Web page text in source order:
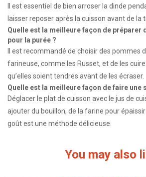
Il est essentiel de bien arroser la dinde
laisser reposer après la cuisson avant de la
Quelle est la meilleure façon de préparer
pour la purée ?
Il est recommandé de choisir des pommes
farineuse, comme les Russet, et de les cuire
qu’elles soient tendres avant de les écraser.
Quelle est la meilleure façon de faire une
Déglacer le plat de cuisson avec le jus de
ajouter du bouillon, de la farine pour
goût est une méthode délicieuse.
You may also